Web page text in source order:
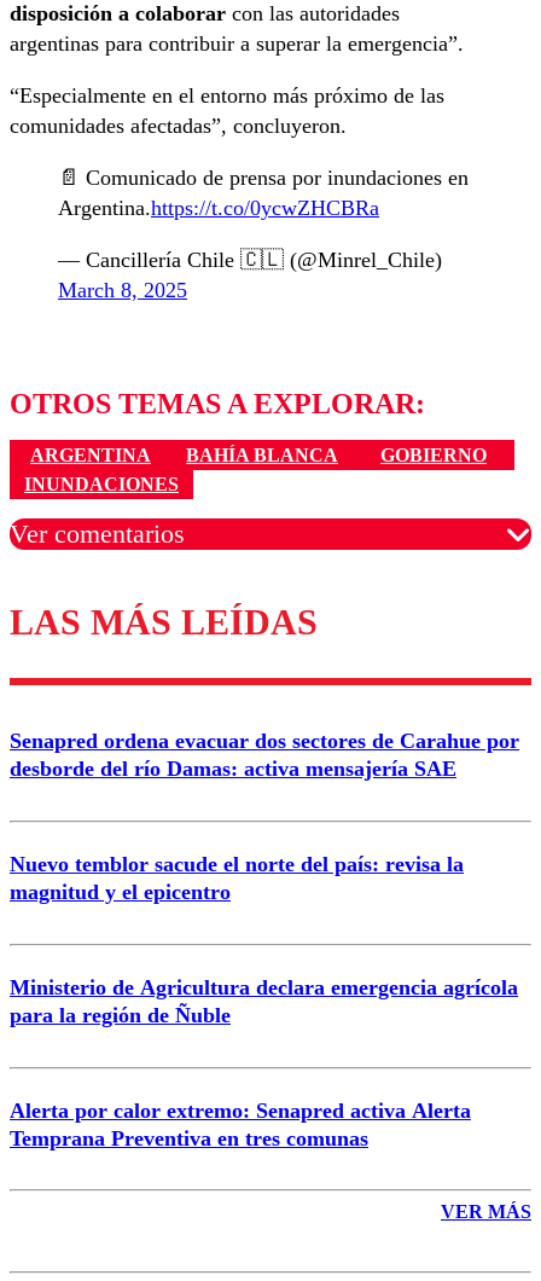
disposición a colaborar con las autoridades
argentinas para contribuir a superar la emergencia”.
“Especialmente en el entorno más próximo de las
comunidades afectadas”, concluyeron.
📄 Comunicado de prensa por inundaciones en
Argentina.https://t.co/0ycwZHCBRa
— Cancillería Chile 🇨🇱 (@Minrel_Chile)
March 8, 2025
OTROS TEMAS A EXPLORAR:
ARGENTINA BAHÍA BLANCA
GOBIERNO
INUNDACIONES
Ver comentarios
Los comentarios son moderados para garantizar un
diálogo respetuoso.
Correo
LAS MÁS LEÍDAS
Senapred ordena evacuar dos sectores de Carahue por
desborde del río Damas: activa mensajería SAE
Nuevo temblor sacude el norte del país: revisa la
magnitud y el epicentro
Ministerio de Agricultura declara emergencia agrícola
para la región de Ñuble
Alerta por calor extremo: Senapred activa Alerta
Temprana Preventiva en tres comunas
VER MÁS